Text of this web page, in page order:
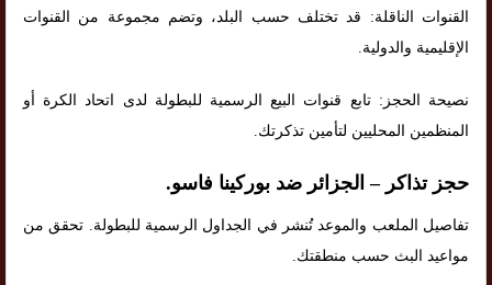
القنوات الناقلة: قد تختلف حسب البلد، وتضم مجموعة من القنوات
الإقليمية والدولية.
نصيحة الحجز: تابع قنوات البيع الرسمية للبطولة لدى اتحاد الكرة أو
المنظمين المحليين لتأمين تذكرتك.
حجز تذاكر – الجزائر ضد بوركينا فاسو.
تفاصيل الملعب والموعد تُنشر في الجداول الرسمية للبطولة. تحقق من
مواعيد البث حسب منطقتك.